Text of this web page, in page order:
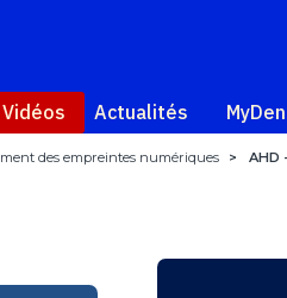
Vidéos Actualités
des empreintes numériques > AHD